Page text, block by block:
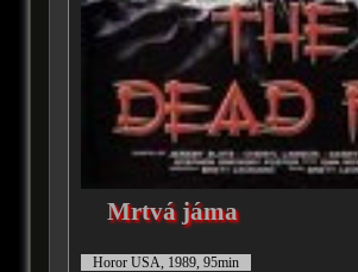
Mrtvá jáma
Horor USA, 1989, 95min